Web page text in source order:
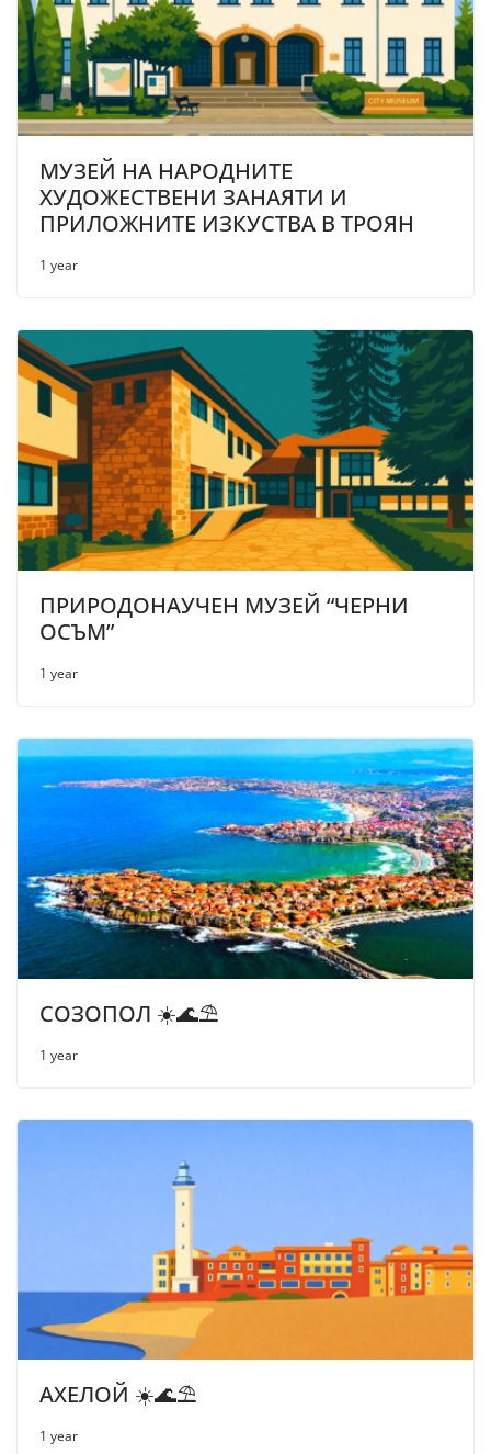
МУЗЕЙ НА НАРОДНИТЕ
ХУДОЖЕСТВЕНИ ЗАНАЯТИ И
ПРИЛОЖНИТЕ ИЗКУСТВА В ТРОЯН
1 year
ПРИРОДОНАУЧЕН МУЗЕЙ “ЧЕРНИ
ОСЪМ”
1 year
СОЗОПОЛ ☀️🌊⛱
1 year
АХЕЛОЙ ☀️🌊⛱
1 year